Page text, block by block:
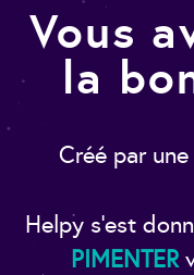
Vous
la
Créé par une
Helpy s’est
PIMENTER